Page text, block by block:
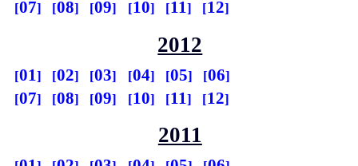
07
08 09 10 11 12
2012
01 02 03 04 05
06
07
08 09 10 11 12
2011